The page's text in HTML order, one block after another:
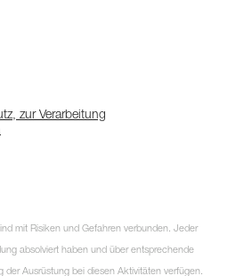
zur Verarbeitung
mit Risiken und Gefahren verbunden. Jeder
absolviert haben und über entsprechende
der Ausrüstung bei diesen Aktivitäten verfügen.